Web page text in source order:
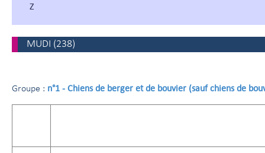
Z
MUDI (238)
Groupe : n°1 - Chiens de berger et de bouvier (sauf chiens de